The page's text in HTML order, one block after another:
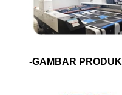
-GAMBAR PRODUK